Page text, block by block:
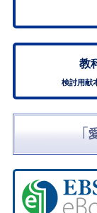
教
検討用献